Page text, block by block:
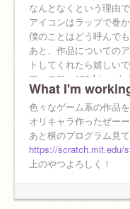
なんとなくという理由
アイコンはラップで巻
僕のことはどう呼んで
あと、作品についての
トしてくれたら嬉しい
フォロワー100人いった
ネタがない・・・
What I'm
色々なゲーム系の作品を
オリキャラ作ったぜー
あと横のプログラム見
https://scratch.mit.edu/
上のやつよろしく！